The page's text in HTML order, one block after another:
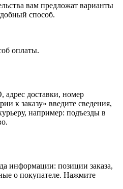
вам предложат варианты
способ.
оплаты.
доставки, номер
к заказу» введите сведения,
например: подъезды в
информации: позиции заказа,
о покупателе. Нажмите